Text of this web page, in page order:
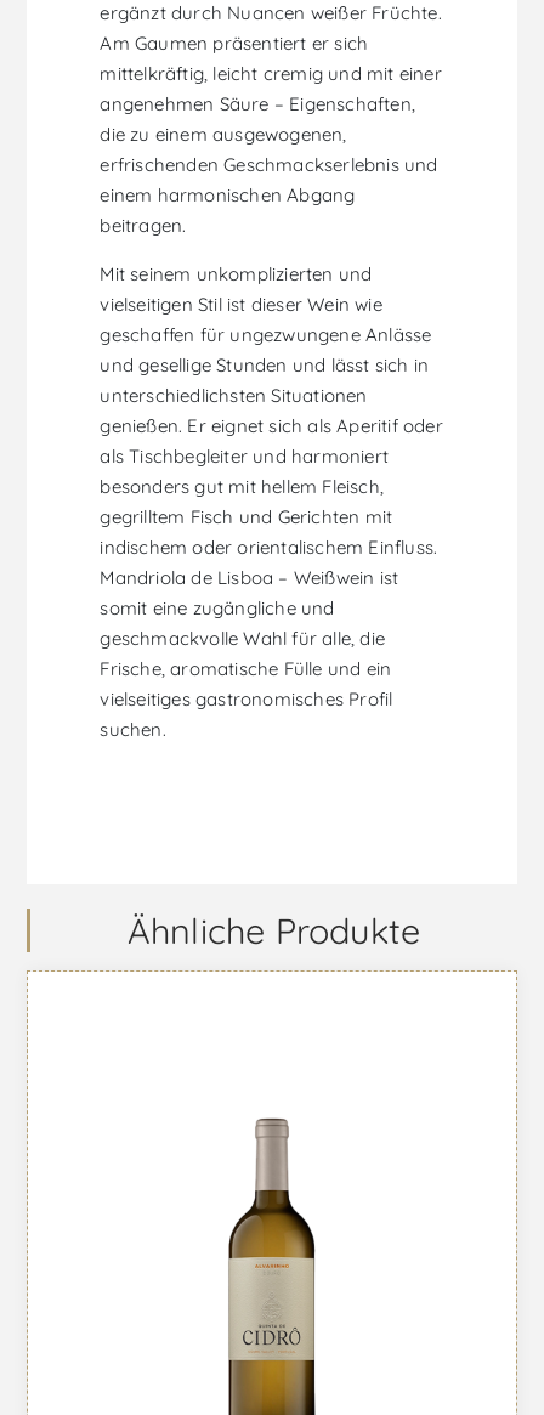
ergänzt durch Nuancen weißer Früchte.
Am Gaumen präsentiert er sich
mittelkräftig, leicht cremig und mit einer
angenehmen Säure – Eigenschaften,
die zu einem ausgewogenen,
erfrischenden Geschmackserlebnis und
einem harmonischen Abgang
beitragen.
Mit seinem unkomplizierten und
vielseitigen Stil ist dieser Wein wie
geschaffen für ungezwungene Anlässe
und gesellige Stunden und lässt sich in
unterschiedlichsten Situationen
genießen. Er eignet sich als Aperitif oder
als Tischbegleiter und harmoniert
besonders gut mit hellem Fleisch,
gegrilltem Fisch und Gerichten mit
indischem oder orientalischem Einfluss.
Mandriola de Lisboa – Weißwein ist
somit eine zugängliche und
geschmackvolle Wahl für alle, die
Frische, aromatische Fülle und ein
vielseitiges gastronomisches Profil
suchen.
Ähnliche Produkte